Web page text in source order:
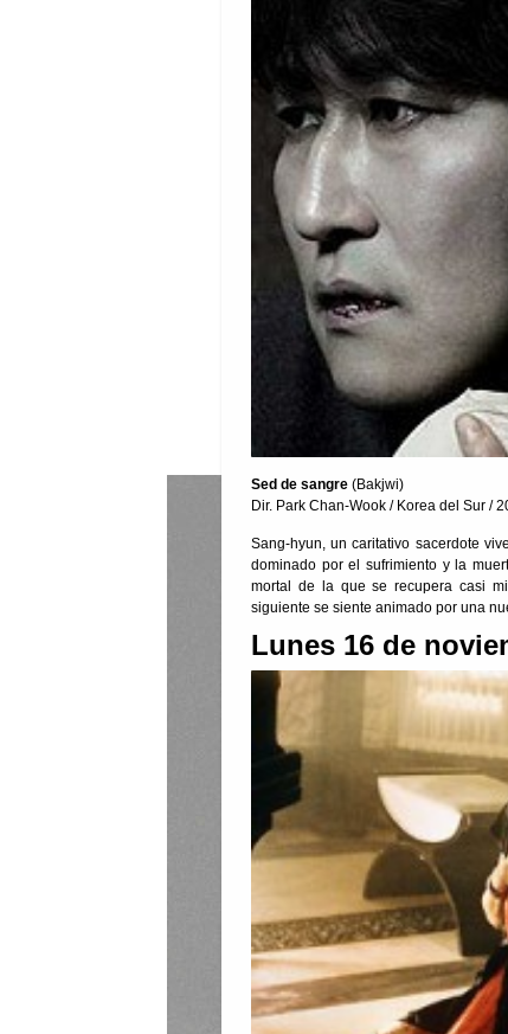
Sed de sangre (Bakjwi)
Dir. Park Chan-Wook / Korea del Sur /
Sang-hyun, un caritativo sacerdote
dominado por el sufrimiento y la
mortal de la que se recupera casi
siguiente se siente animado por una
Lunes 16 de